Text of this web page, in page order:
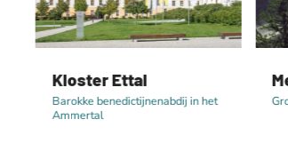
Kloster Ettal
Barokke benedictijnenabdij in het
Ammertal